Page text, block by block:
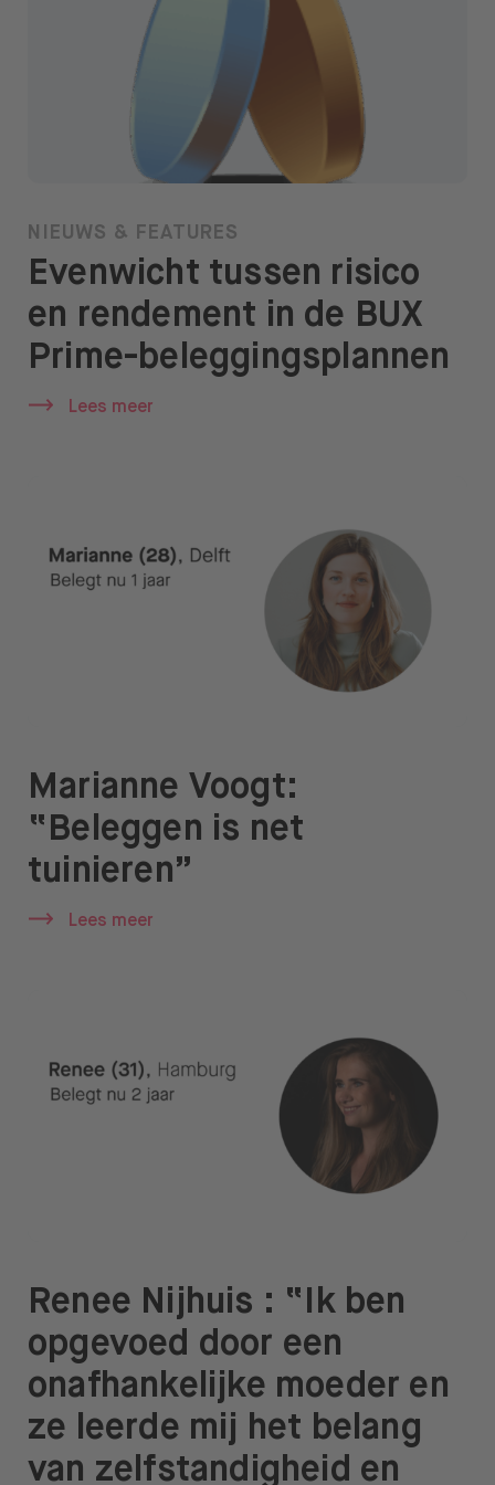
NIEUWS & FEATURES
Evenwicht tussen risico
en rendement in de BUX
Prime-beleggingsplannen
Lees meer
Marianne Voogt:
“Beleggen is net
tuinieren”
Lees meer
Renee Nijhuis : “Ik ben
opgevoed door een
onafhankelijke moeder en
ze leerde mij het belang
van zelfstandigheid en